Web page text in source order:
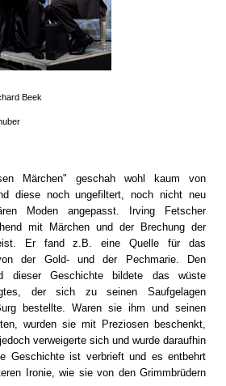
Beek
Märchen" geschah wohl kaum von
diese noch ungefiltert, noch nicht neu
Moden angepasst. Irving Fetscher
mit Märchen und der Brechung der
Er fand z.B. eine Quelle für das
der Gold- und der Pechmarie. Den
dieser Geschichte bildete das wüste
der sich zu seinen Saufgelagen
bestellte. Waren sie ihm und seinen
wurden sie mit Preziosen beschenkt,
verweigerte sich und wurde daraufhin
Geschichte ist verbrieft und es entbehrt
Ironie, wie sie von den Grimmbrüdern